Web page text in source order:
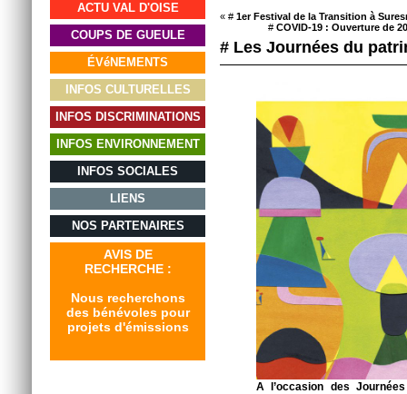
ACTU VAL D'OISE
COUPS DE GUEULE
ÉVéNEMENTS
INFOS CULTURELLES
INFOS DISCRIMINATIONS
INFOS ENVIRONNEMENT
INFOS SOCIALES
LIENS
NOS PARTENAIRES
AVIS DE
RECHERCHE :
Nous recherchons
des bénévoles pour
projets d'émissions
« # 1er Festival de la Transition à
# COVID-19 : Ouverture de
# Les Journées du
A l’occasion des